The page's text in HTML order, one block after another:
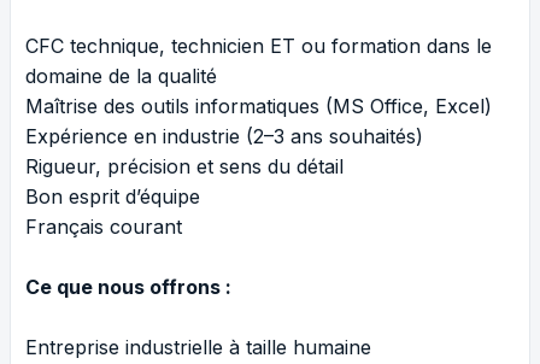
CFC technique, technicien ET ou formation dans le
domaine de la qualité
Maîtrise des outils informatiques (MS Office, Excel)
Expérience en industrie (2–3 ans souhaités)
Rigueur, précision et sens du détail
Bon esprit d’équipe
Français courant
Ce que nous offrons :
Entreprise industrielle à taille humaine